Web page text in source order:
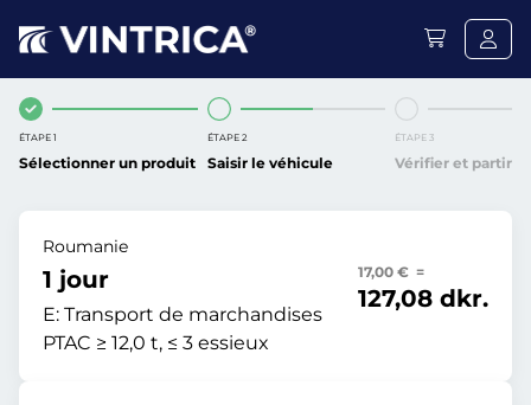
ÉTAPE 1
Sélectionner un produit
ÉTAPE 2
Saisir le véhicule
ÉTAPE 3
Vérifier et partir
Roumanie
1 jour
E: Transport de marchandises
PTAC ≥ 12,0 t, ≤ 3 essieux
17,00 € =
127,08 dkr.